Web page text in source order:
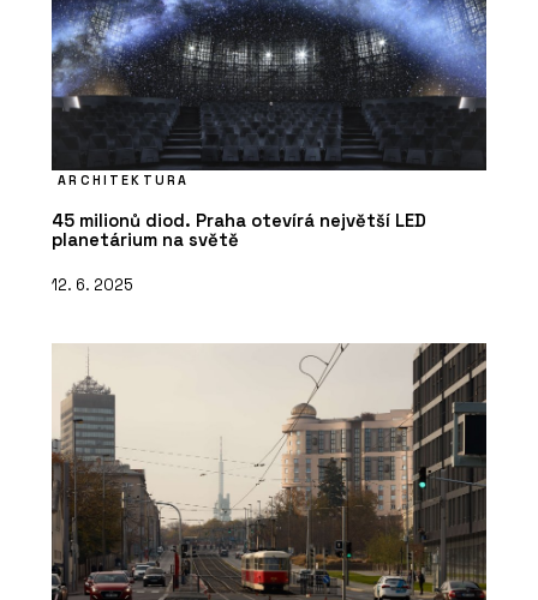
ARCHITEKTURA
45 milionů diod. Praha otevírá největší LED
planetárium na světě
12. 6. 2025